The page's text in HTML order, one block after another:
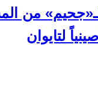
من
لتايوان